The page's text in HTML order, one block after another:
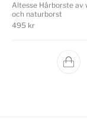
Altesse Hårborste av
och naturborst
495 kr